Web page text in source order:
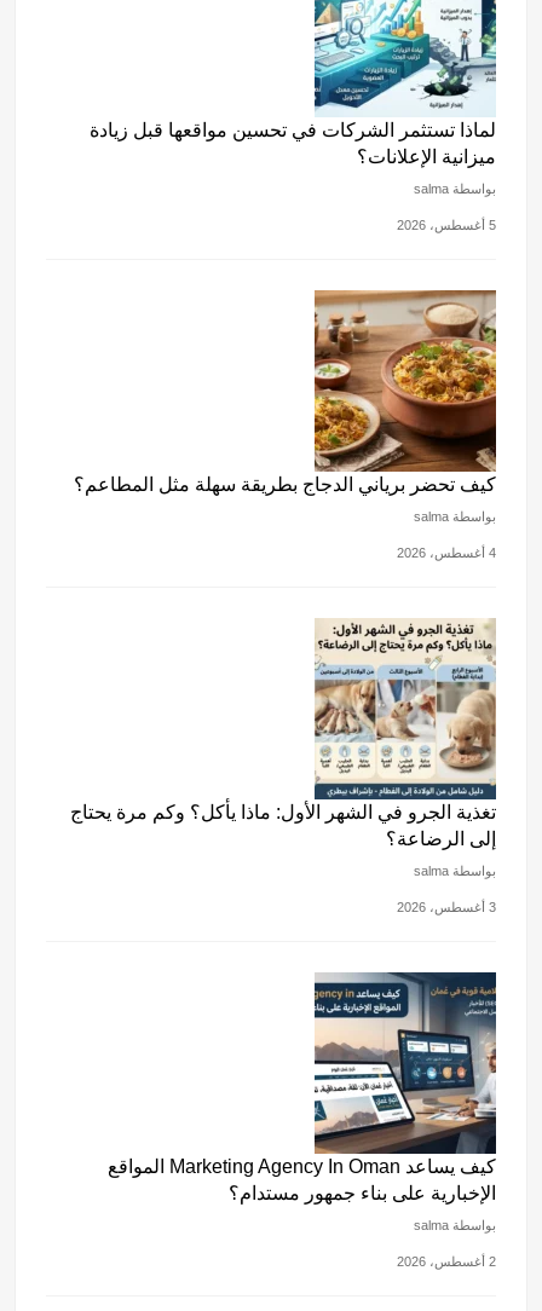
لماذا تستثمر الشركات في تحسين مواقعها قبل زيادة
ميزانية الإعلانات؟
بواسطة salma
5 أغسطس، 2026
كيف تحضر برياني الدجاج بطريقة سهلة مثل المطاعم؟
بواسطة salma
4 أغسطس، 2026
تغذية الجرو في الشهر الأول: ماذا يأكل؟ وكم مرة يحتاج
إلى الرضاعة؟
بواسطة salma
3 أغسطس، 2026
كيف يساعد Marketing Agency In Oman المواقع
الإخبارية على بناء جمهور مستدام؟
بواسطة salma
2 أغسطس، 2026